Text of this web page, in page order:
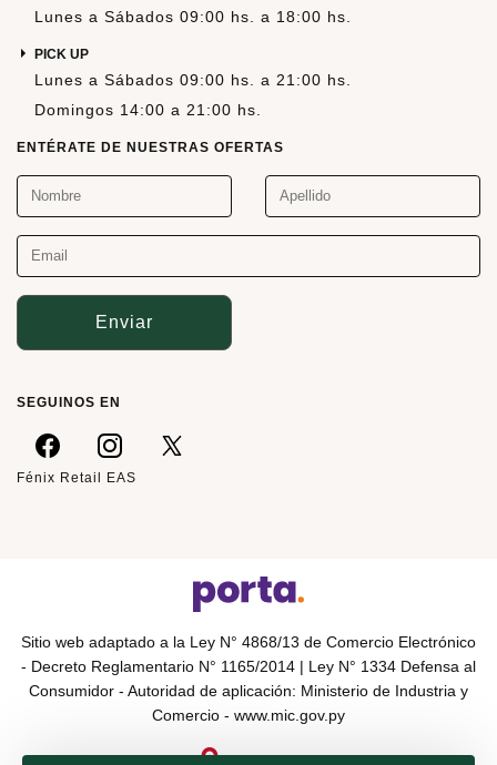
Lunes a Sábados 09:00 hs. a 18:00 hs.
PICK UP
Lunes a Sábados 09:00 hs. a 21:00 hs.
Domingos 14:00 a 21:00 hs.
ENTÉRATE DE NUESTRAS OFERTAS
Enviar
SEGUINOS EN
Fénix Retail EAS
Sitio web adaptado a la Ley N° 4868/13 de Comercio Electrónico
- Decreto Reglamentario N° 1165/2014 | Ley N° 1334 Defensa al
Consumidor - Autoridad de aplicación: Ministerio de Industria y
Comercio - www.mic.gov.py